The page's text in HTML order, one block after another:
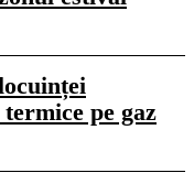
pe gaz